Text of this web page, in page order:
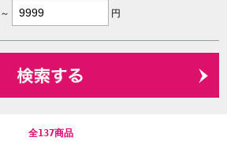
円
全137商品